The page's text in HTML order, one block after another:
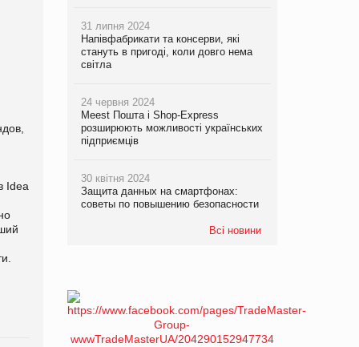
31 липня 2024
Напівфабрикати та консерви, які
стануть в пригоді, коли довго нема
світла
24 червня 2024
Meest Пошта і Shop-Express
розширюють можливості українських
підприємців
30 квітня 2024
Защита данных на смартфонах:
советы по повышению безопасности
Всі новини